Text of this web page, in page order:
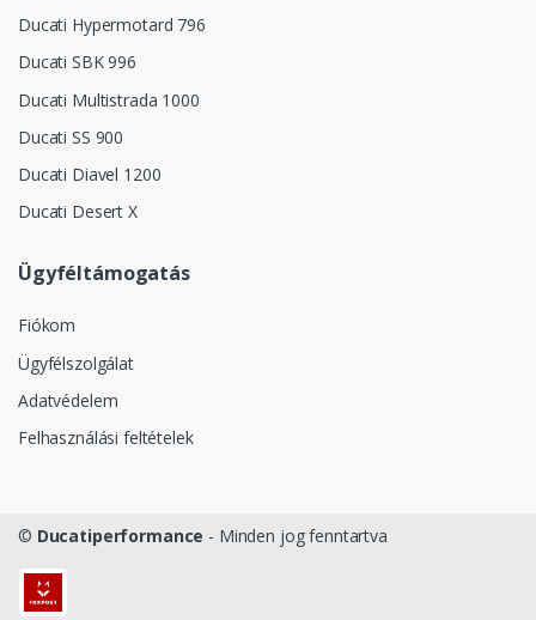
Ducati Hypermotard 796
Ducati SBK 996
Ducati Multistrada 1000
Ducati SS 900
Ducati Diavel 1200
Ducati Desert X
Ügyféltámogatás
Fiókom
Ügyfélszolgálat
Adatvédelem
Felhasználási feltételek
© Ducatiperformance - Minden jog fenntartva